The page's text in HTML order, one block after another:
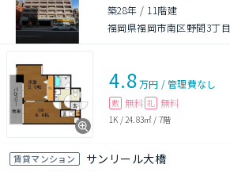
築28年 / 11階建
福岡県福岡市南区野間3丁目
4.8万円 /管理費なし
敷 無料 礼 無料
1K / 24.83㎡ / 7階
賃貸マンション サンリール大橋